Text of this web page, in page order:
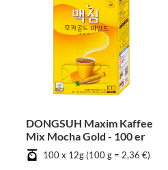
DONGSUH Maxim Kaffee
Mix Mocha Gold - 100 er
100 x 12g (100 g = 2,36 €)